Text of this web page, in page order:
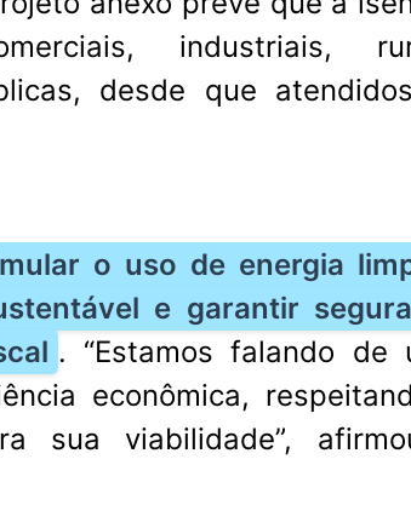
industriais,
desde que
o uso de energia
e garantir
. “Estamos falando de
econômica,
sua viabilidade”,